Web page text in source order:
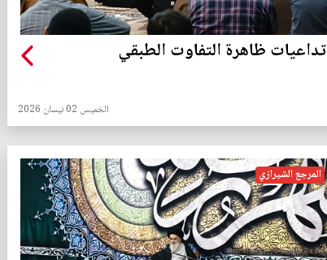
تداعيات ظاهرة التفاوت الطبقي
الخميس 02 نيسان 2026
المرجع الشيرازي